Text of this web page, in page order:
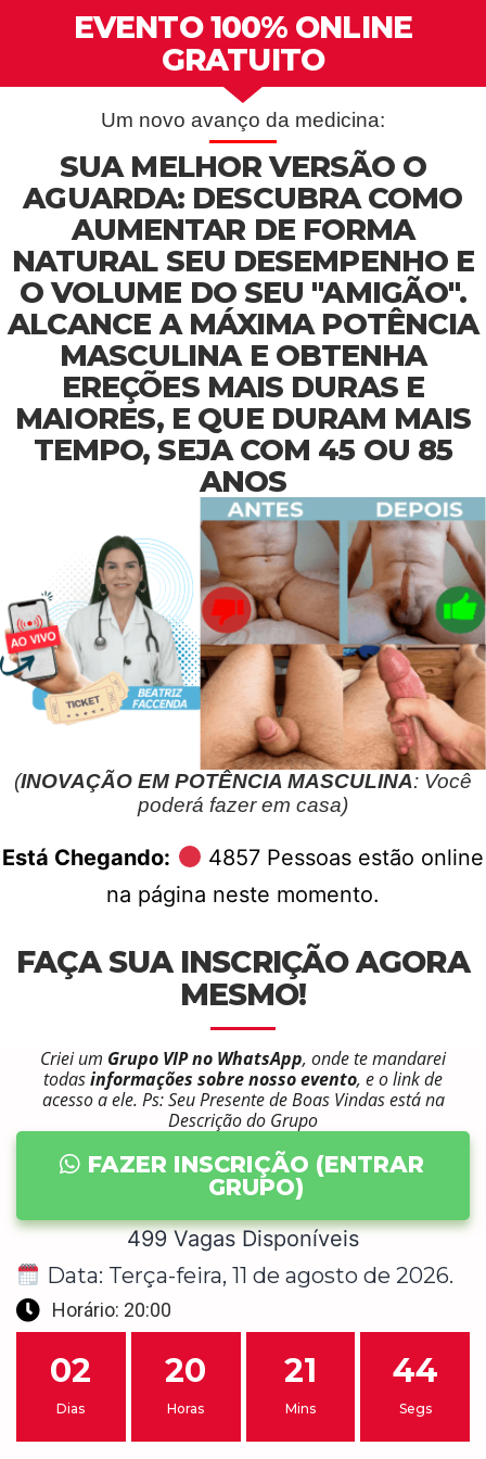
EVENTO 100% ONLINE
GRATUITO
Um novo avanço da medicina:
SUA MELHOR VERSÃO O
AGUARDA: DESCUBRA COMO
AUMENTAR DE FORMA
NATURAL SEU DESEMPENHO E
O VOLUME DO SEU "AMIGÃO".
ALCANCE A MÁXIMA POTÊNCIA
MASCULINA E OBTENHA
EREÇÕES MAIS DURAS E
MAIORES, E QUE DURAM MAIS
TEMPO, SEJA COM 45 OU 85
ANOS
(INOVAÇÃO EM POTÊNCIA MASCULINA: Você
poderá fazer em casa)
Está Chegando: 4857Pessoas estão online
na página neste momento.
FAÇA SUA INSCRIÇÃO AGORA
MESMO!
Criei um Grupo VIP no WhatsApp, onde te mandarei
todasinformações sobre nosso evento, e o link de
acesso a ele. Ps: Seu Presente de Boas Vindas está na
Descrição do Grupo
FAZER INSCRIÇÃO (ENTRAR
GRUPO)
499 Vagas Disponíveis
Data: Terça-feira, 11 de agosto de 2026.
Horário: 20:00
02
Dias
20
Horas
21
Mins
44
Segs